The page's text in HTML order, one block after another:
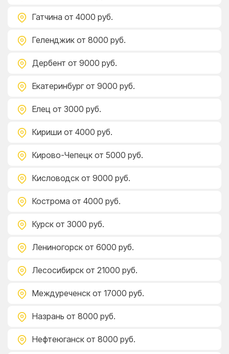
Гатчина от 4000 руб.
Геленджик от 8000 руб.
Дербент от 9000 руб.
Екатеринбург от 9000 руб.
Елец от 3000 руб.
Кириши от 4000 руб.
Кирово-Чепецк от 5000 руб.
Кисловодск от 9000 руб.
Кострома от 4000 руб.
Курск от 3000 руб.
Лениногорск от 6000 руб.
Лесосибирск от 21000 руб.
Междуреченск от 17000 руб.
Назрань от 8000 руб.
Нефтеюганск от 8000 руб.